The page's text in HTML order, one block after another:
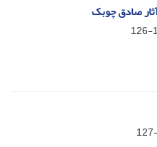
صادق چوبک